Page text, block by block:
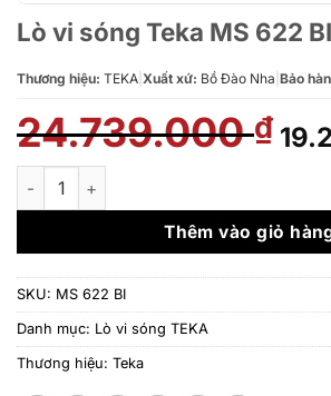
Lò vi sóng Teka MS 622 BI
Thương hiệu: TEKA Xuất xứ: Bồ Đào Nha Bảo
24.739.000₫ Giá
gốc
Lò vi sóng Teka MS 622 BI số lượng
Thêm vào giỏ
SKU: MS 622 BI
Danh mục: Lò vi sóng TEKA
Thương hiệu: Teka